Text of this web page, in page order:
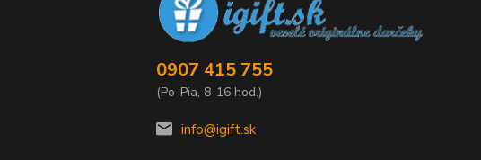
0907 415 755
(Po-Pia, 8-16 hod.)
info@igift.sk